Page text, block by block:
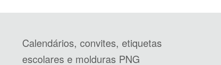
Calendários, convites, etiquetas
escolares e molduras PNG